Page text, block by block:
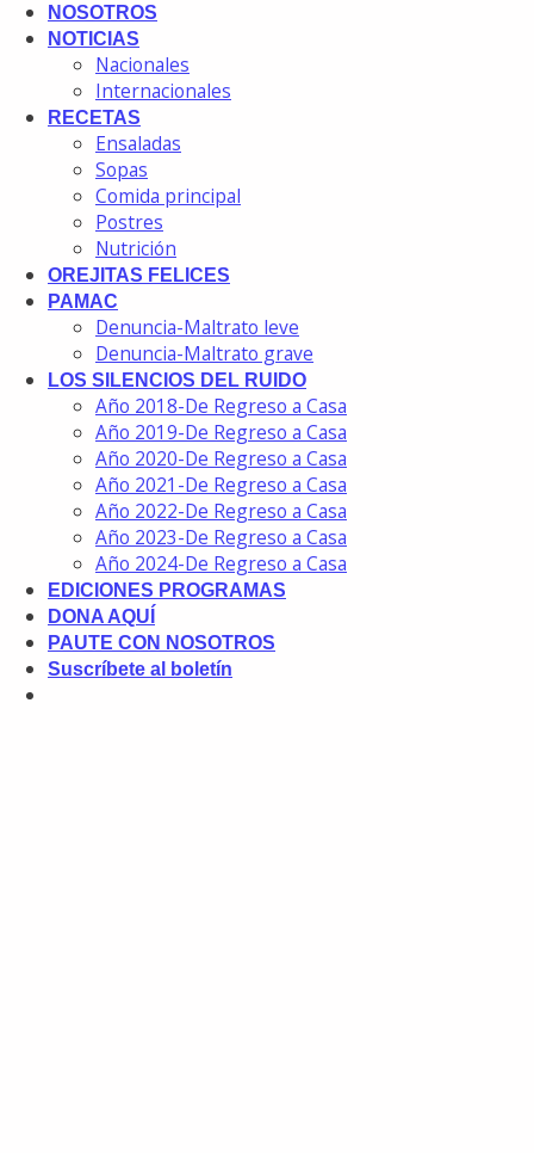
NOSOTROS
NOTICIAS
Nacionales
Internacionales
RECETAS
Ensaladas
Sopas
Comida principal
Postres
Nutrición
OREJITAS FELICES
PAMAC
Denuncia-Maltrato leve
Denuncia-Maltrato grave
LOS SILENCIOS DEL RUIDO
Año 2018-De Regreso a Casa
Año 2019-De Regreso a Casa
Año 2020-De Regreso a Casa
Año 2021-De Regreso a Casa
Año 2022-De Regreso a Casa
Año 2023-De Regreso a Casa
Año 2024-De Regreso a Casa
EDICIONES PROGRAMAS
DONA AQUÍ
PAUTE CON NOSOTROS
Suscríbete al boletín